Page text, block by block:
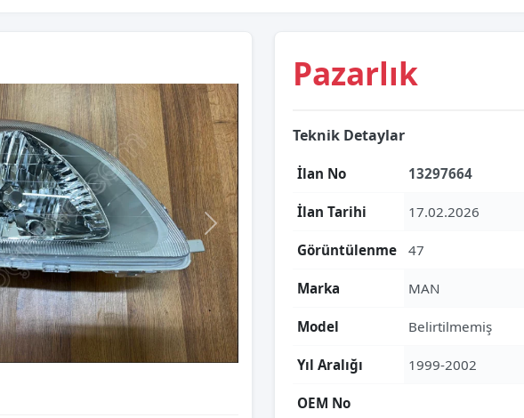
Pazarlık
Teknik Detaylar
İlan No 13297664
İlan Tarihi 17.02.2026
Görüntülenme 47
Marka MAN
Model Belirtilmemiş
Yıl Aralığı 1999-2002
OEM No